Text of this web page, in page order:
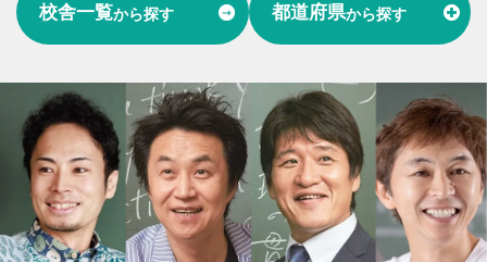
校舎一覧から探す 都道府県から探す
東海 愛知県 岐阜県
関西 大阪府 兵庫県
中国 山口県
九州 福岡県 熊本県 長崎県